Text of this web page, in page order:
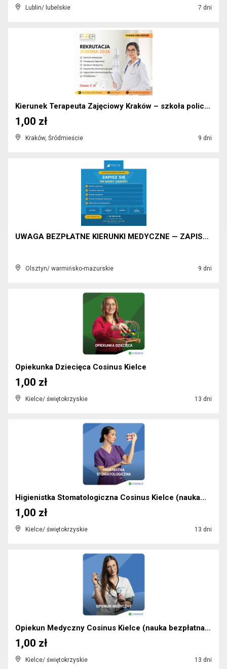
Lublin/ lubelskie 7 dni
Kierunek Terapeuta Zajęciowy Kraków – szkoła polic...
Kraków, Śródmieście 9 dni
1,00 zł
UWAGA BEZPŁATNE KIERUNKI MEDYCZNE — ZAPISZ SIĘ
Olsztyn/ warmińsko-mazurskie 9 dni
Opiekunka Dziecięca Cosinus Kielce
Kielce/ świętokrzyskie 13 dni
1,00 zł
Higienistka Stomatologiczna Cosinus Kielce (nauka...
Kielce/ świętokrzyskie 13 dni
1,00 zł
Opiekun Medyczny Cosinus Kielce (nauka bezpłatna)...
Kielce/ świętokrzyskie 13 dni
1,00 zł